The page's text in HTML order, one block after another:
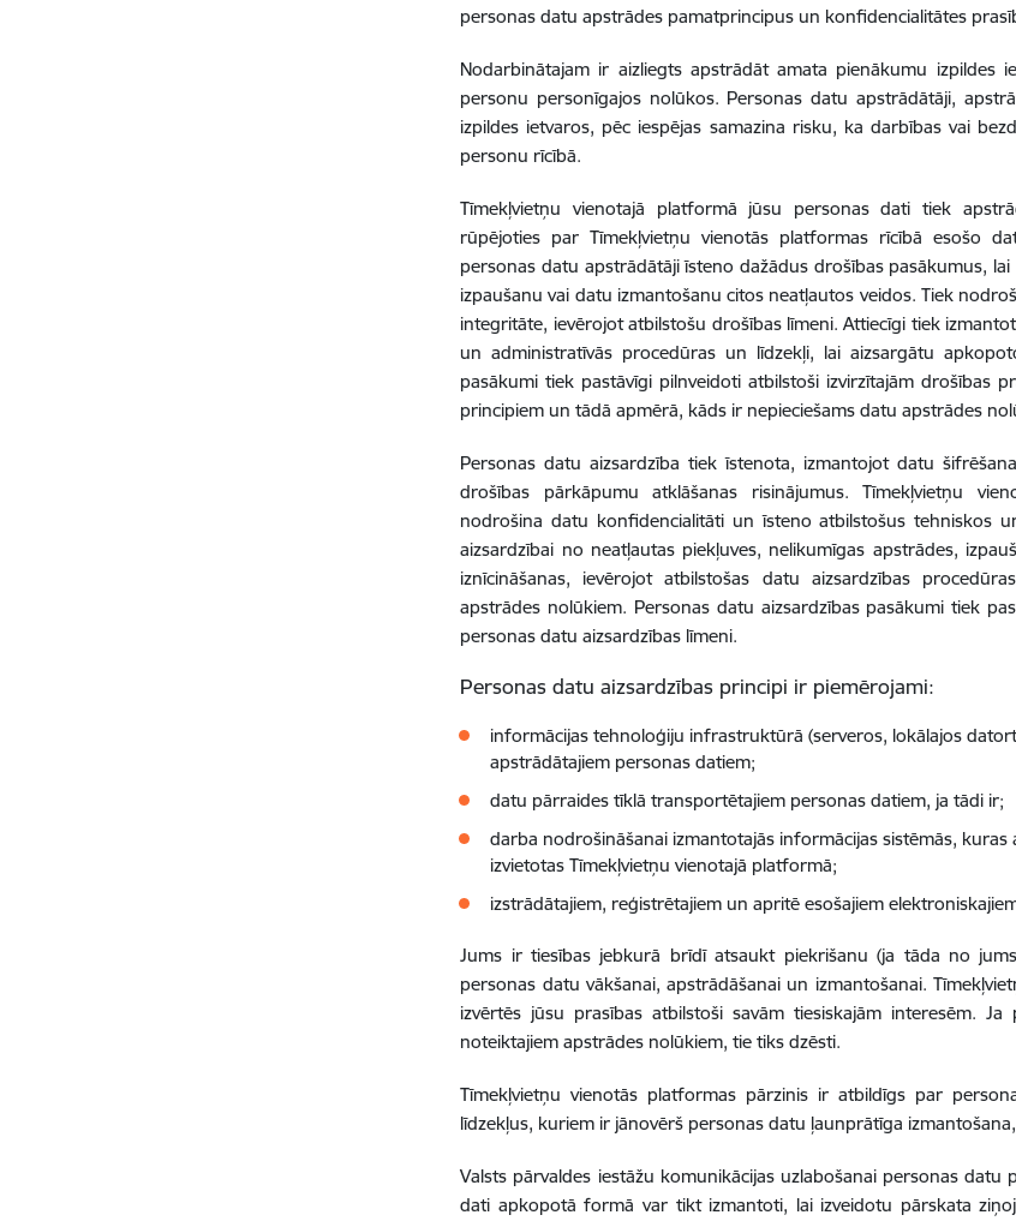
personas datu apstrādes pamatprincipus un konfidencialitātes
Nodarbinātajam ir aizliegts apstrādāt amata pienākumu izpildes
personu personīgajos nolūkos. Personas datu apstrādātāji,
izpildes ietvaros, pēc iespējas samazina risku, ka darbības vai
personu rīcībā.
Tīmekļvietņu vienotajā platformā jūsu personas dati tiek
rūpējoties par Tīmekļvietņu vienotās platformas rīcībā esošo
personas datu apstrādātāji īsteno dažādus drošības pasākumus,
izpaušanu vai datu izmantošanu citos neatļautos veidos. Tiek
integritāte, ievērojot atbilstošu drošības līmeni. Attiecīgi tiek
un administratīvās procedūras un līdzekļi, lai aizsargātu
pasākumi tiek pastāvīgi pilnveidoti atbilstoši izvirzītajām drošības
principiem un tādā apmērā, kāds ir nepieciešams datu apstrādes
Personas datu aizsardzība tiek īstenota, izmantojot datu
drošības pārkāpumu atklāšanas risinājumus. Tīmekļvietņu
nodrošina datu konfidencialitāti un īsteno atbilstošus tehniskos
aizsardzībai no neatļautas piekļuves, nelikumīgas apstrādes,
iznīcināšanas, ievērojot atbilstošas datu aizsardzības
apstrādes nolūkiem. Personas datu aizsardzības pasākumi tiek
personas datu aizsardzības līmeni.
Personas datu aizsardzības principi ir piemērojami:
informācijas tehnoloģiju infrastruktūrā (serveros, lokālajos
apstrādātajiem personas datiem;
datu pārraides tīklā transportētajiem personas datiem, ja tādi ir;
darba nodrošināšanai izmantotajās informācijas sistēmās,
izvietotas Tīmekļvietņu vienotajā platformā;
izstrādātajiem, reģistrētajiem un apritē esošajiem
Jums ir tiesības jebkurā brīdī atsaukt piekrišanu (ja tāda no
personas datu vākšanai, apstrādāšanai un izmantošanai.
izvērtēs jūsu prasības atbilstoši savām tiesiskajām interesēm.
noteiktajiem apstrādes nolūkiem, tie tiks dzēsti.
Tīmekļvietņu vienotās platformas pārzinis ir atbildīgs par
līdzekļus, kuriem ir jānovērš personas datu ļaunprātīga
Valsts pārvaldes iestāžu komunikācijas uzlabošanai personas
dati apkopotā formā var tikt izmantoti, lai izveidotu pārskata